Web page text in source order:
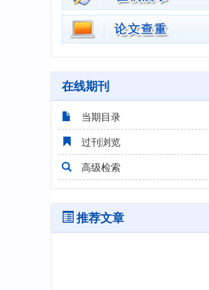
在线期刊
当期目录
过刊浏览
高级检索
推荐文章